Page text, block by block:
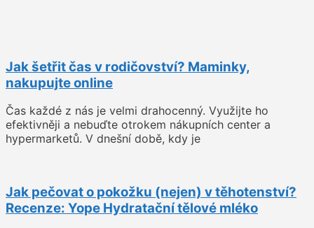
Jak šetřit čas v rodičovství? Maminky,
nakupujte online
Čas každé z nás je velmi drahocenný. Využijte ho
efektivněji a nebuďte otrokem nákupních center a
hypermarketů. V dnešní době, kdy je
Jak pečovat o pokožku (nejen) v těhotenství?
Recenze: Yope Hydratační tělové mléko